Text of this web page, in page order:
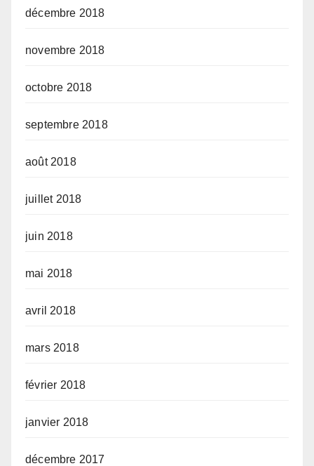
décembre 2018
novembre 2018
octobre 2018
septembre 2018
août 2018
juillet 2018
juin 2018
mai 2018
avril 2018
mars 2018
février 2018
janvier 2018
décembre 2017